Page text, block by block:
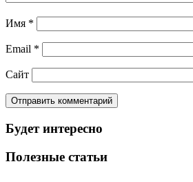
Имя *
Email *
Сайт
Будет интересно
Полезные статьи